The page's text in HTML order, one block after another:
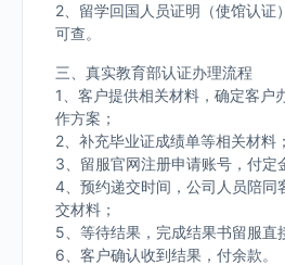
2、留学回国人员证明（使馆认证
可查。
三、真实教育部认证办理流程
1、客户提供相关材料，确定客户
作方案；
2、补充毕业证成绩单等相关材料；
3、留服官网注册申请账号，付定
4、预约递交时间，公司人员陪同
交材料；
5、等待结果，完成结果书留服直
6、客户确认收到结果，付余款。